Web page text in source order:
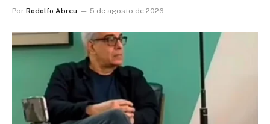
Por Rodolfo Abreu 5 de agosto de 2026